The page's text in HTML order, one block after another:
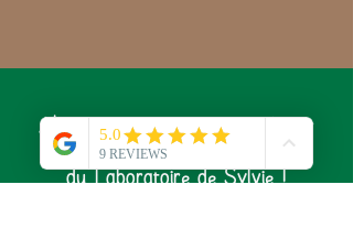
Abonnez-vous à notre newsletter
pour ne rien rater de l'actualité
du Laboratoire de Sylvie !